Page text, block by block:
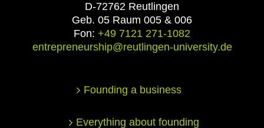
D-72762 Reutlingen
Geb. 05 Raum 005 & 006
Fon: +49 7121 271-1082
entrepreneurship@reutlingen-university.de
Founding a business
Everything about founding